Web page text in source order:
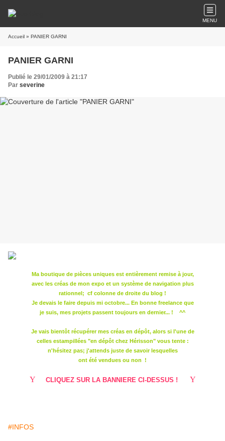
MENU
Accueil » PANIER GARNI
PANIER GARNI
Publié le 29/01/2009 à 21:17
Par severine
Ma boutique de pièces uniques est entièrement remise à jour,
avec les créas de mon expo et un système de navigation plus
rationnel; cf colonne de droite du blog !
Je devais le faire depuis mi octobre... En bonne freelance que
je suis, mes projets passent toujours en dernier... ! ^^
Je vais bientôt récupérer mes créas en dépôt, alors si l'une de
celles estampillées "en dépôt chez Hérisson" vous tente :
n'hésitez pas; j'attends juste de savoir lesquelles
ont été vendues ou non !
Y CLIQUEZ SUR LA BANNIERE CI-DESSUS ! Y
#INFOS